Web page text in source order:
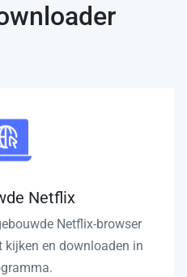
Netflix
Netflix-browser
en downloaden in